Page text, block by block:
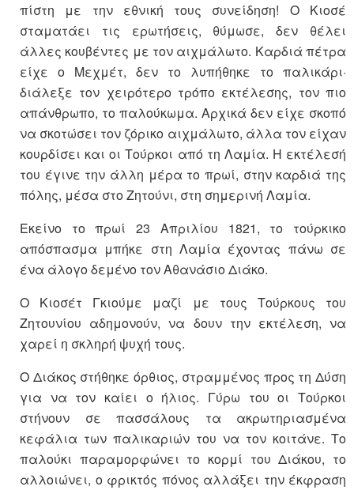
πίστη με την εθνική τους συνείδηση! Ο Κιοσέ
σταματάει τις ερωτήσεις, θύμωσε, δεν θέλει
άλλες κουβέντες με τον αιχμάλωτο. Καρδιά πέτρα
είχε ο Μεχμέτ, δεν το λυπήθηκε το παλικάρι·
διάλεξε τον χειρότερο τρόπο εκτέλεσης, τον πιο
απάνθρωπο, το παλούκωμα. Αρχικά δεν είχε σκοπό
να σκοτώσει τον ζόρικο αιχμάλωτο, άλλα τον είχαν
κουρδίσει και οι Τούρκοι από τη Λαμία. Η εκτέλεσή
του έγινε την άλλη μέρα το πρωί, στην καρδιά της
πόλης, μέσα στο Ζητούνι, στη σημερινή Λαμία.
Εκείνο το πρωί 23 Απριλίου 1821, το τούρκικο
απόσπασμα μπήκε στη Λαμία έχοντας πάνω σε
ένα άλογο δεμένο τον Αθανάσιο Διάκο.
Ο Κιοσέτ Γκιούμε μαζί με τους Τούρκους του
Ζητουνίου αδημονούν, να δουν την εκτέλεση, να
χαρεί η σκληρή ψυχή τους.
Ο Διάκος στήθηκε όρθιος, στραμμένος προς τη Δύση
για να τον καίει ο ήλιος. Γύρω του οι Τούρκοι
στήνουν σε πασσάλους τα ακρωτηριασμένα
κεφάλια των παλικαριών του να τον κοιτάνε. Το
παλούκι παραμορφώνει το κορμί του Διάκου, το
αλλοιώνει, ο φρικτός πόνος αλλάξει την έκφραση